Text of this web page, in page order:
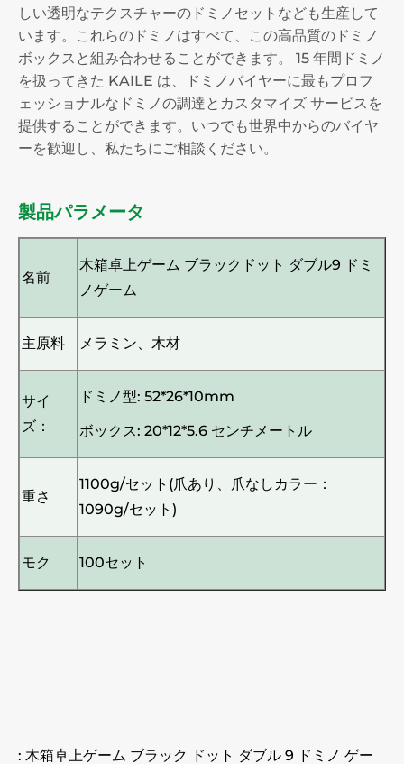
しい透明なテクスチャーのドミノセットなども生産して
います。これらのドミノはすべて、この高品質のドミノ
ボックスと組み合わせることができます。 15 年間ドミノ
を扱ってきた KAILE は、ドミノバイヤーに最もプロフ
ェッショナルなドミノの調達とカスタマイズ サービスを
提供することができます。いつでも世界中からのバイヤ
ーを歓迎し、私たちにご相談ください。
製品パラメータ
名前
木箱卓上ゲーム ブラックドット ダブル9 ドミ
ノゲーム
主原料 メラミン、木材
サイ
ズ：
ドミノ型: 52*26*10mm
ボックス: 20*12*5.6 センチメートル
重さ
1100g/セット(爪あり、爪なしカラー：
1090g/セット)
モク 100セット
: 木箱卓上ゲーム ブラック ドット ダブル 9 ドミノ ゲー